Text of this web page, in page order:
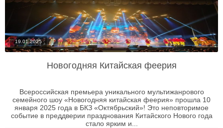
19.01.2025
Новогодняя Китайская феерия
Всероссийская премьера уникального мультижанрового
семейного шоу «Новогодняя китайская феерия» прошла 10
января 2025 года в БКЗ «Октябрьский»! Это неповторимое
событие в преддверии празднования Китайского Нового года
стало ярким и...